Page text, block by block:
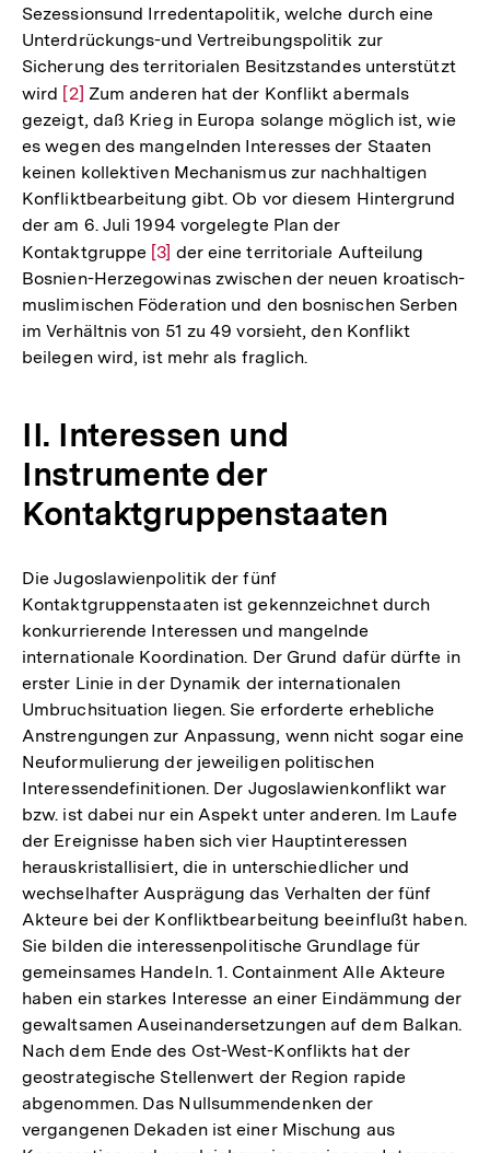
Sezessionsund Irredentapolitik, welche durch eine
Unterdrückungs-und Vertreibungspolitik zur
Sicherung des territorialen Besitzstandes unterstützt
wird Zur
Auflösung
der
Fußnote
[2] Zum anderen hat der Konflikt abermals
gezeigt, daß Krieg in Europa solange möglich ist, wie
es wegen des mangelnden Interesses der Staaten
keinen kollektiven Mechanismus zur nachhaltigen
Konfliktbearbeitung gibt. Ob vor diesem Hintergrund
der am 6. Juli 1994 vorgelegte Plan der
Kontaktgruppe Zur
Auflösung
der
Fußnote
[3] der eine territoriale Aufteilung
Bosnien-Herzegowinas zwischen der neuen kroatisch-
muslimischen Föderation und den bosnischen Serben
im Verhältnis von 51 zu 49 vorsieht, den Konflikt
beilegen wird, ist mehr als fraglich.
II. Interessen und
Instrumente der
Kontaktgruppenstaaten
Die Jugoslawienpolitik der fünf
Kontaktgruppenstaaten ist gekennzeichnet durch
konkurrierende Interessen und mangelnde
internationale Koordination. Der Grund dafür dürfte in
erster Linie in der Dynamik der internationalen
Umbruchsituation liegen. Sie erforderte erhebliche
Anstrengungen zur Anpassung, wenn nicht sogar eine
Neuformulierung der jeweiligen politischen
Interessendefinitionen. Der Jugoslawienkonflikt war
bzw. ist dabei nur ein Aspekt unter anderen. Im Laufe
der Ereignisse haben sich vier Hauptinteressen
herauskristallisiert, die in unterschiedlicher und
wechselhafter Ausprägung das Verhalten der fünf
Akteure bei der Konfliktbearbeitung beeinflußt haben.
Sie bilden die interessenpolitische Grundlage für
gemeinsames Handeln. 1. Containment Alle Akteure
haben ein starkes Interesse an einer Eindämmung der
gewaltsamen Auseinandersetzungen auf dem Balkan.
Nach dem Ende des Ost-West-Konflikts hat der
geostrategische Stellenwert der Region rapide
abgenommen. Das Nullsummendenken der
vergangenen Dekaden ist einer Mischung aus